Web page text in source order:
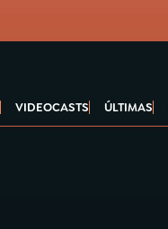
VIDEOCASTS ÚLTIMAS